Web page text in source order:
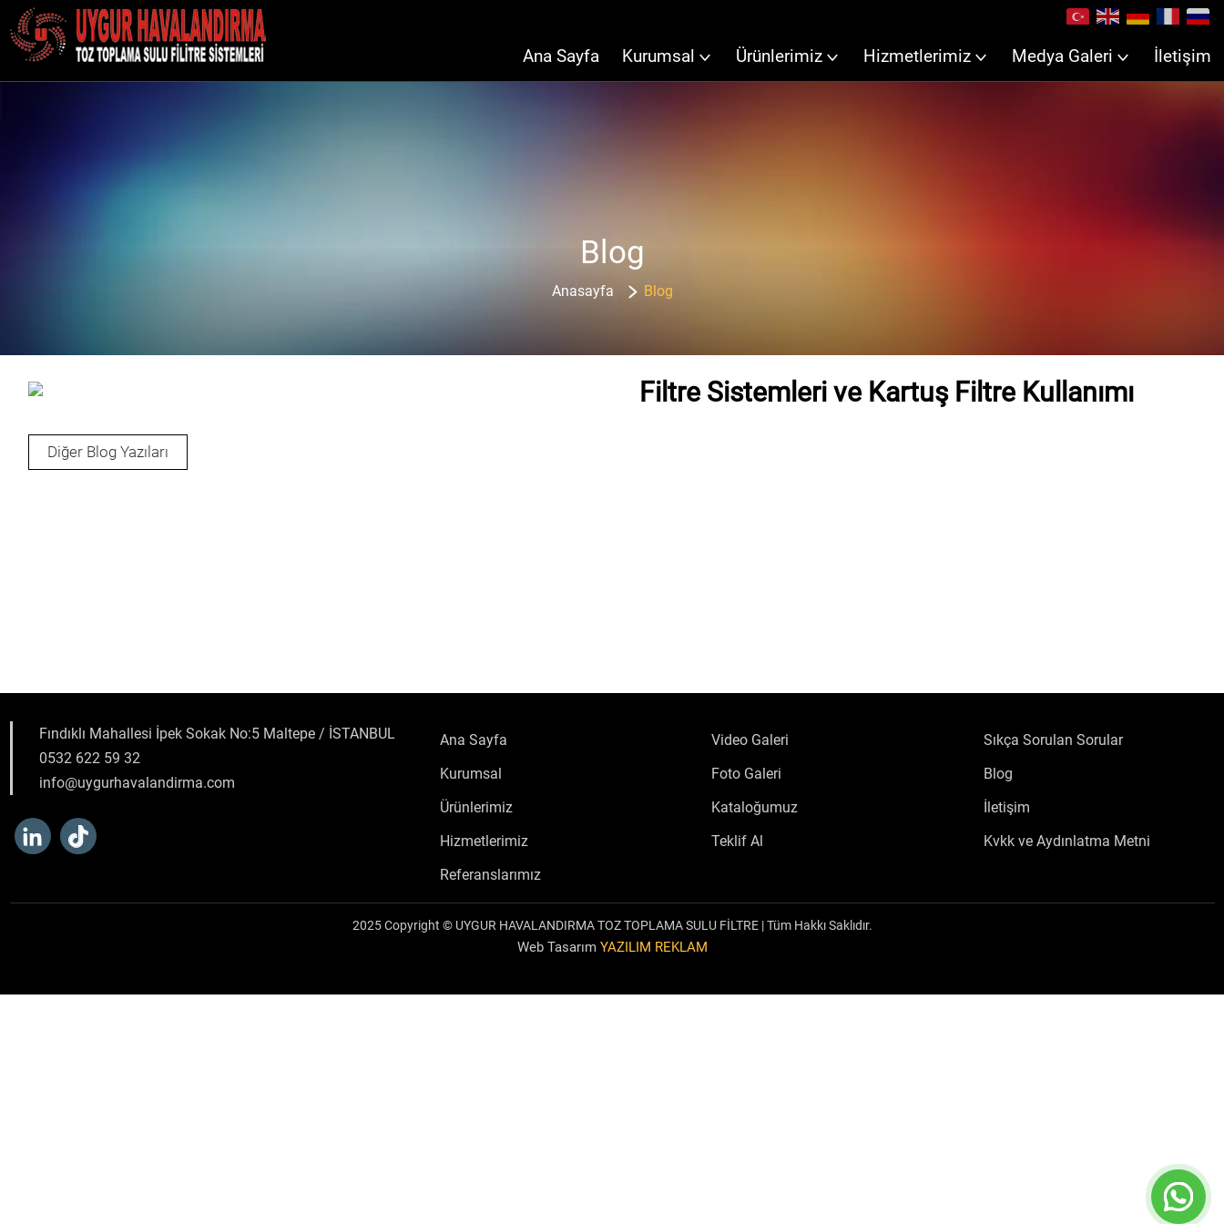
Ana Sayfa Kurumsal Ürünlerimiz Hizmetlerimiz Medya Galeri İletişim
Blog
Anasayfa Blog
Filtre Sistemleri ve Kartuş Filtre Kullanımı
Diğer Blog Yazıları
Fındıklı Mahallesi İpek Sokak No:5 Maltepe / İSTANBUL
0532 622 59 32
info@uygurhavalandirma.com
Ana Sayfa
Kurumsal
Ürünlerimiz
Hizmetlerimiz
Referanslarımız
Video Galeri
Foto Galeri
Kataloğumuz
Teklif Al
Sıkça Sorulan Sorular
Blog
İletişim
Kvkk ve Aydınlatma Metni
2025 Copyright © UYGUR HAVALANDIRMA TOZ TOPLAMA SULU FİLTRE | Tüm Hakkı Saklıdır.
Web Tasarım YAZILIM REKLAM